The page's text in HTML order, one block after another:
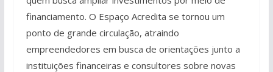
financiamento. O Espaço Acredita se tornou um
ponto de grande circulação, atraindo
empreendedores em busca de orientações junto a
instituições financeiras e consultores sobre novas